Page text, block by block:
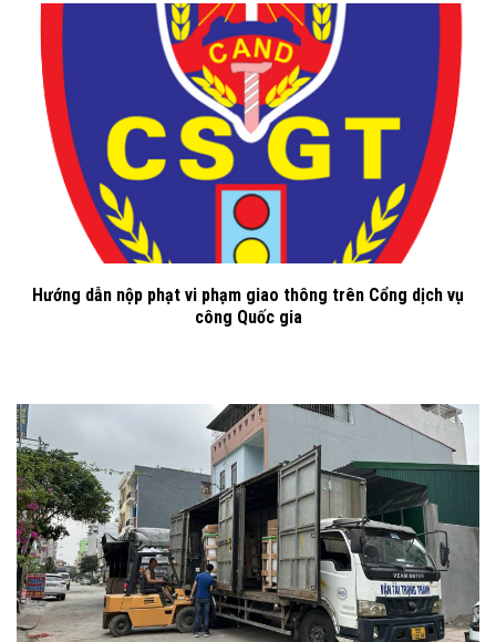
Hướng dẫn nộp phạt vi phạm giao thông trên Cổng dịch vụ
công Quốc gia